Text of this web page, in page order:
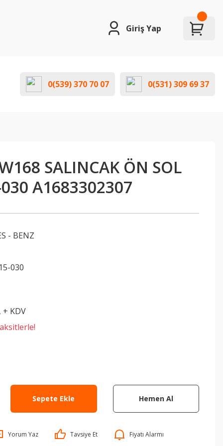
Giriş Yap
0(539) 370 70 07 0(531) 309 69 37
SALINCAK ÖN SOL
A1683302307
- BENZ
030
+ KDV
Sepete Ekle Hemen Al
Yorum Yaz Tavsiye Et Fiyatı Alarmı